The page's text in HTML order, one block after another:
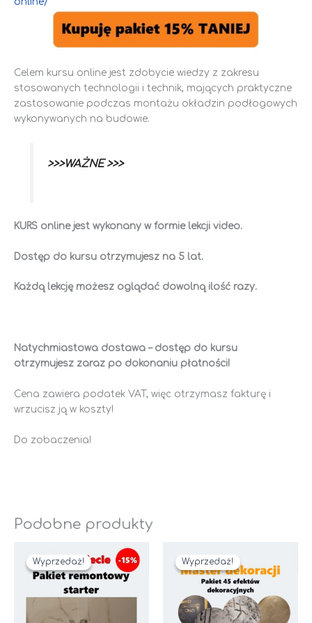
Celem kursu online jest zdobycie wiedzy z zakresu
stosowanych technologii i technik, mających praktyczne
zastosowanie podczas montażu okładzin podłogowych
wykonywanych na budowie.
>>>WAŻNE >>>
KURS online jest wykonany w formie lekcji video.
Dostęp do kursu otrzymujesz na 5 lat.
Każdą lekcję możesz oglądać dowolną ilość razy.
Natychmiastowa dostawa – dostęp do kursu
otrzymujesz zaraz po dokonaniu płatności!
Cena zawiera podatek VAT, więc otrzymasz fakturę i
wrzucisz ją w koszty!
Do zobaczenia!
Podobne produkty
Wyprzedaż!
Wyprzedaż!
cena
wynosiła:
181.00zł.
cena
wynosi:
147.00zł.
Wyprzedaż!
Wyprzedaż!
cena
wynosiła:
1,190.00zł.
wynosi:
799.00zł.